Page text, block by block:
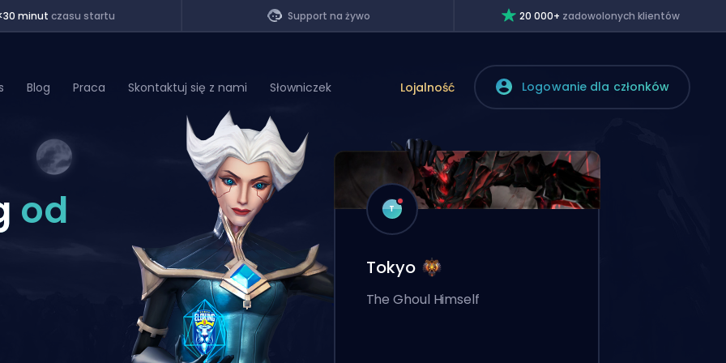
minutczasu startu Support na żywo 20 000+ zadowolonych klientów
Blog Praca Skontaktuj się z nami Słowniczek Lojalność Logowanie dla członków
od T
Tokyo
The Ghoul Himself